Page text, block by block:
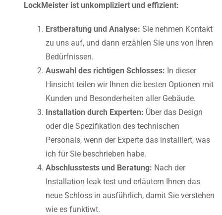
LockMeister ist unkompliziert und effizient:
Erstberatung und Analyse: Sie nehmen Kontakt
zu uns auf, und dann erzählen Sie uns von Ihren
Bedürfnissen.
Auswahl des richtigen Schlosses: In dieser
Hinsicht teilen wir Ihnen die besten Optionen mit
Kunden und Besonderheiten aller Gebäude.
Installation durch Experten: Über das Design
oder die Spezifikation des technischen
Personals, wenn der Experte das installiert, was
ich für Sie beschrieben habe.
Abschlusstests und Beratung: Nach der
Installation leak test und erläutern Ihnen das
neue Schloss in ausführlich, damit Sie verstehen
wie es funktiwt.